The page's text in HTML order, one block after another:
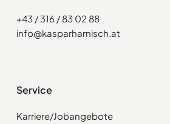
+43 / 316 / 83 02 88
info@kasparharnisch.at
Service
Karriere/Jobangebote